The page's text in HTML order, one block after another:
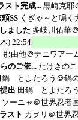
スト完成... 黒崎克耶
SS くぎゃ～と鳴く
ました 多岐川佑華
) 22:54
由他＠ナニワアー
のご依... たけきの
鍋 とよたろう＠鍋
出 田鍋 とよたろ
ソーニャ＠世界忍者国
スト カヲリ＠世界